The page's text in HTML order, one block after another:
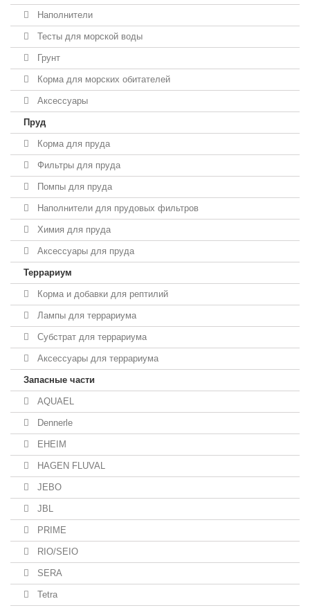
Наполнители
Тесты для морской воды
Грунт
Корма для морских обитателей
Аксессуары
Пруд
Корма для пруда
Фильтры для пруда
Помпы для пруда
Наполнители для прудовых фильтров
Химия для пруда
Аксессуары для пруда
Террариум
Корма и добавки для рептилий
Лампы для террариума
Субстрат для террариума
Аксессуары для террариума
Запасные части
AQUAEL
Dennerle
EHEIM
HAGEN FLUVAL
JEBO
JBL
PRIME
RIO/SEIO
SERA
Tetra